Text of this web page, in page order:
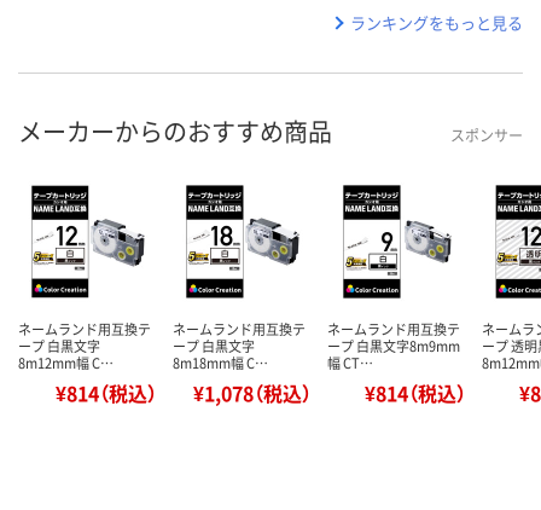
ランキングをもっと見る
メーカーからのおすすめ商品 スポンサー
ネームランド用互換テ
ープ 白黒文字
8m12mm幅 C…
¥814（税込）
ネームランド用互換テ
ープ 白黒文字
8m18mm幅 C…
¥1,078（税込）
ネームランド用互換テ
ープ 白黒文字8m9mm
幅 CT…
¥814（税込）
ネームラ
ープ 透